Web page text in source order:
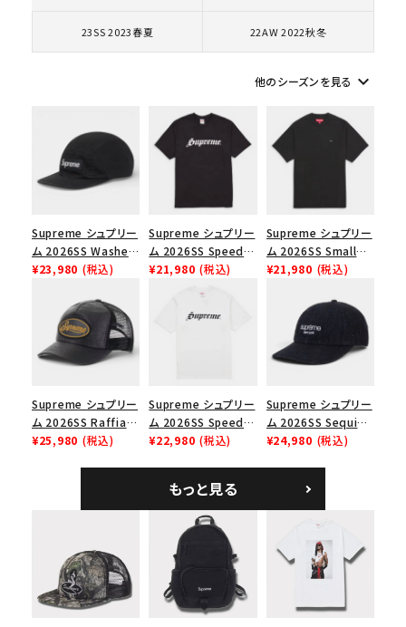
コラボレーションブランドから探す
並び順
円 ～
円
在庫のない商品を表示する
23SS 2023春夏 22AW 2022秋冬
他のシーズンを見る keyboard_arrow_down
Supreme シュプリー
ム 2026SS Washed
Chino Twill Camp
ノツイル キャンプキャ
ップ ブラック
¥23,980 (税込)
Supreme シュプリー
ム 2026SS Speed
Tee スピードTシャツ
¥21,980 (税込)
Supreme シュプリー
ム 2026SS Small
Box Tee スモールボ
¥21,980 (税込)
Supreme シュプリー
ム 2026SS Raffia
Mesh Back 5-Panel
¥25,980 (税込)
Supreme シュプリー
ム 2026SS Speed
Tee スピードTシャツ
¥22,980 (税込)
Supreme シュプリー
ム 2026SS Sequin
Denim Classic
シックロゴ 6パネルキ
ャップ ブラック
¥24,980 (税込)
もっと見る